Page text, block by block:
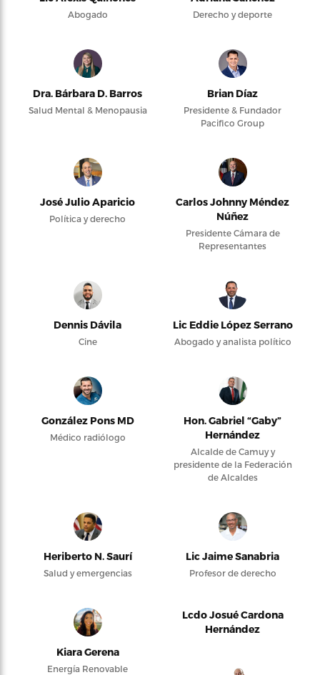
Abogado Derecho y deporte
Dra. Bárbara D. Barros
Salud Mental & Menopausia
Brian Díaz
Presidente & Fundador
Pacifico Group
José Julio Aparicio
Política y derecho
Carlos Johnny Méndez
Núñez
Presidente Cámara de
Representantes
Dennis Dávila
Cine
Lic Eddie López Serrano
Abogado y analista político
González Pons MD
Médico radiólogo
Hon. Gabriel “Gaby”
Hernández
Alcalde de Camuy y
presidente de la Federación
de Alcaldes
Heriberto N. Saurí
Salud y emergencias
Lic Jaime Sanabria
Profesor de derecho
Kiara Gerena
Energía Renovable
Lcdo Josué Cardona
Hernández